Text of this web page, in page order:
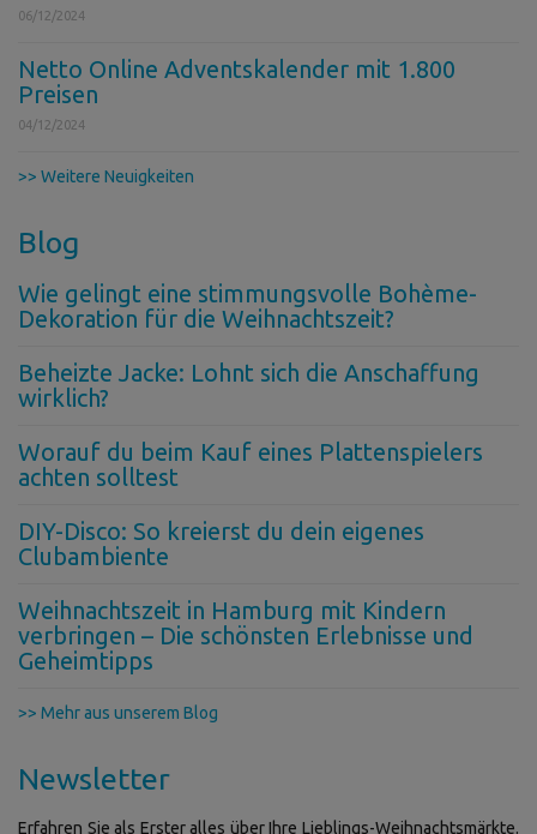
06/12/2024
Netto Online Adventskalender mit 1.800
Preisen
04/12/2024
>> Weitere Neuigkeiten
Blog
Wie gelingt eine stimmungsvolle Bohème-
Dekoration für die Weihnachtszeit?
Beheizte Jacke: Lohnt sich die Anschaffung
wirklich?
Worauf du beim Kauf eines Plattenspielers
achten solltest
DIY-Disco: So kreierst du dein eigenes
Clubambiente
Weihnachtszeit in Hamburg mit Kindern
verbringen – Die schönsten Erlebnisse und
Geheimtipps
>> Mehr aus unserem Blog
Newsletter
Erfahren Sie als Erster alles über Ihre Lieblings-Weihnachtsmärkte.